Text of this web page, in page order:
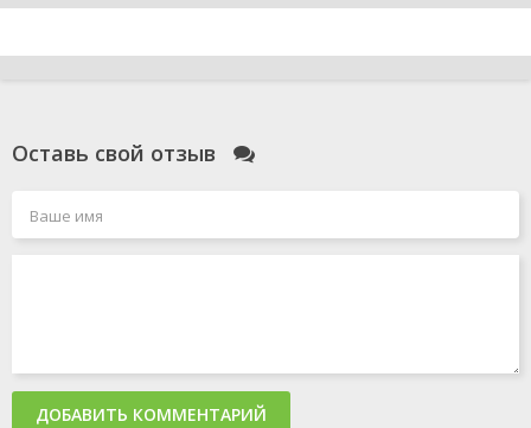
Оставь свой отзыв
ДОБАВИТЬ КОММЕНТАРИЙ